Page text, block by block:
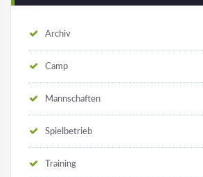
Archiv
Camp
Mannschaften
Spielbetrieb
Training